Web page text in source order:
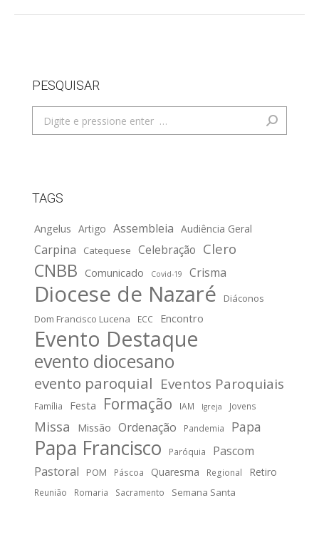
PESQUISAR
Search:
TAGS
Angelus Artigo Assembleia Audiência Geral
Carpina Catequese Celebração Clero
CNBB Comunicado Covid-19 Crisma
Diocese de Nazaré
Diáconos
Dom Francisco Lucena
ECC Encontro
Evento Destaque
evento diocesano
evento paroquial Eventos Paroquiais
Família Festa Formação IAM Igreja Jovens
Missa Missão Ordenação Pandemia Papa
Papa Francisco Paróquia
Pascom
Pastoral
POM Páscoa Quaresma Regional Retiro
Reunião Romaria Sacramento Semana Santa